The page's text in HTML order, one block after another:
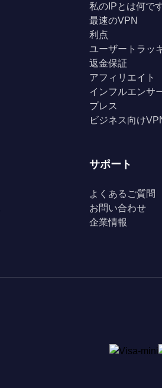
私のIPとは何で
最速のVPN
利点
ユーザートラッ
返金保証
アフィリエイト
インフルエンサ
プレス
ビジネス向け
サポート
よくあるご質問
お問い合わせ
企業情報